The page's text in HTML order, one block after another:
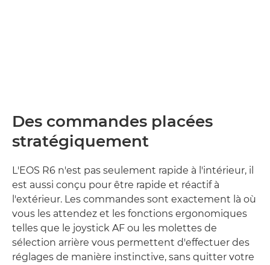
Des commandes placées
stratégiquement
L'EOS R6 n'est pas seulement rapide à l'intérieur, il
est aussi conçu pour être rapide et réactif à
l'extérieur. Les commandes sont exactement là où
vous les attendez et les fonctions ergonomiques
telles que le joystick AF ou les molettes de
sélection arrière vous permettent d'effectuer des
réglages de manière instinctive, sans quitter votre